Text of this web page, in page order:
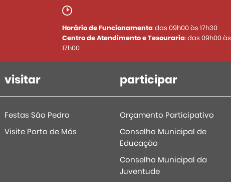
Horário de Funcionamento: das 09h00 às 17h30
Centro de Atendimento e Tesouraria: das 09h00 às
17h00
visitar
Festas São Pedro
Visite Porto de Mós
participar
Orçamento Participativo
Conselho Municipal de
Educação
Conselho Municipal da
Juventude